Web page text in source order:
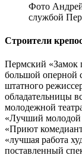
Фото
службой
Строители
Пермский «Замок
большой оперной
штатного
обладательницы
молодежной
«Лучший молодой
«Приют
«лучшая работа
поставленный